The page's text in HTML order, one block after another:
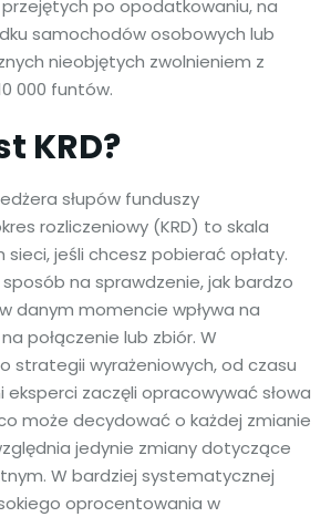
po opodatkowaniu, na
samochodów osobowych lub
nieobjętych zwolnieniem z
000 funtów.
KRD?
słupów funduszy
rozliczeniowy (KRD) to skala
sieci, jeśli chcesz pobierać opłaty.
na sprawdzenie, jak bardzo
danym momencie wpływa na
połączenie lub zbiór. W
strategii wyrażeniowych, od czasu
eksperci zaczęli opracowywać słowa
może decydować o każdej zmianie
jedynie zmiany dotyczące
W bardziej systematycznej
oprocentowania w